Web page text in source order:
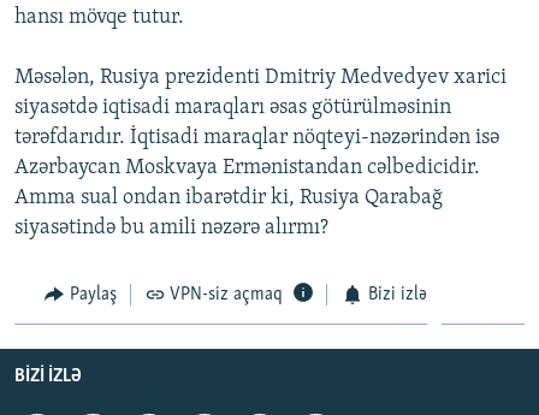
AZADLIQRADIOSU MOBIL TELEFONUNUZDA
BIZIMLƏ ƏLAQƏ
XƏBƏR BÜLLETENLƏRIMIZ
RFE/RL-in bütün saytları
hansı mövqe tutur.
Məsələn, Rusiya prezidenti Dmitriy Medvedyev xarici
siyasətdə iqtisadi maraqları əsas götürülməsinin
tərəfdarıdır. İqtisadi maraqlar nöqteyi-nəzərindən isə
Azərbaycan Moskvaya Ermənistandan cəlbedicidir.
Amma sual ondan ibarətdir ki, Rusiya Qarabağ
siyasətində bu amili nəzərə alırmı?
Paylaş VPN-siz açmaq Bizi izlə
BIZI IZLƏ